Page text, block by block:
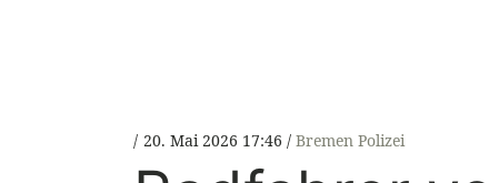
20. Mai 2026 17:46 Bremen Polizei